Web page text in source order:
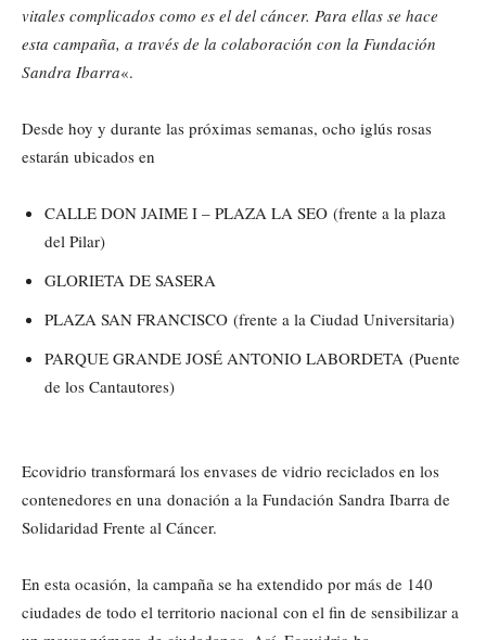
vitales complicados como es el del cáncer. Para ellas se hace
esta campaña, a través de la colaboración con la Fundación
Sandra Ibarra«.
Desde hoy y durante las próximas semanas, ocho iglús rosas
estarán ubicados en
CALLE DON JAIME I – PLAZA LA SEO (frente a la plaza
del Pilar)
GLORIETA DE SASERA
PLAZA SAN FRANCISCO (frente a la Ciudad Universitaria)
PARQUE GRANDE JOSÉ ANTONIO LABORDETA (Puente
de los Cantautores)
Ecovidrio transformará los envases de vidrio reciclados en los
contenedores en una donación a la Fundación Sandra Ibarra de
Solidaridad Frente al Cáncer.
En esta ocasión, la campaña se ha extendido por más de 140
ciudades de todo el territorio nacional con el fin de sensibilizar a